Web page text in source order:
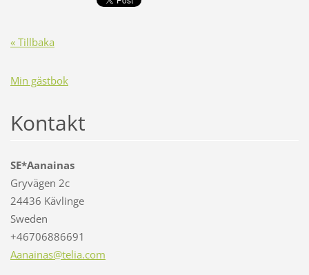
« Tillbaka
Min gästbok
Kontakt
SE*Aanainas
Gryvägen 2c
24436 Kävlinge
Sweden
+46706886691
Aanainas@telia.com